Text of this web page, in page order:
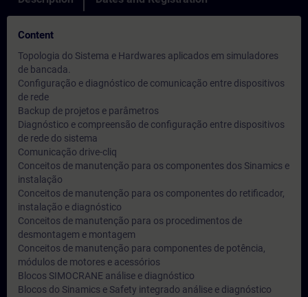
Content
Topologia do Sistema e Hardwares aplicados em simuladores
de bancada.
Configuração e diagnóstico de comunicação entre dispositivos
de rede
Backup de projetos e parâmetros
Diagnóstico e compreensão de configuração entre dispositivos
de rede do sistema
Comunicação drive-cliq
Conceitos de manutenção para os componentes dos Sinamics e
instalação
Conceitos de manutenção para os componentes do retificador,
instalação e diagnóstico
Conceitos de manutenção para os procedimentos de
desmontagem e montagem
Conceitos de manutenção para componentes de potência,
módulos de motores e acessórios
Blocos SIMOCRANE análise e diagnóstico
Blocos do Sinamics e Safety integrado análise e diagnóstico